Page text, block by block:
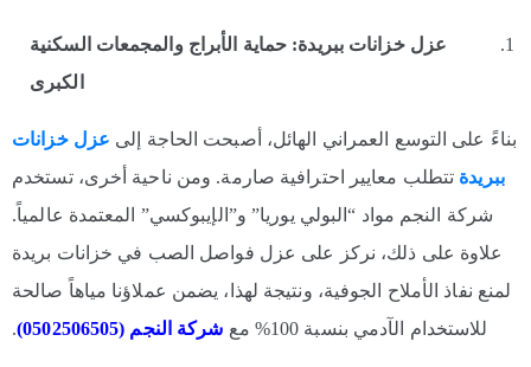
عزل خزانات ببريدة: حماية الأبراج والمجمعات السكنية
الكبرى
بناءً على التوسع العمراني الهائل، أصبحت الحاجة إلى عزل خزانات
ببريدة تتطلب معايير احترافية صارمة. ومن ناحية أخرى، تستخدم
شركة النجم مواد “البولي يوريا” و”الإيبوكسي” المعتمدة عالمياً.
علاوة على ذلك، نركز على عزل فواصل الصب في خزانات بريدة
لمنع نفاذ الأملاح الجوفية، ونتيجة لهذا، يضمن عملاؤنا مياهاً صالحة
للاستخدام الآدمي بنسبة 100% مع
شركة النجم (0502506505 )
.